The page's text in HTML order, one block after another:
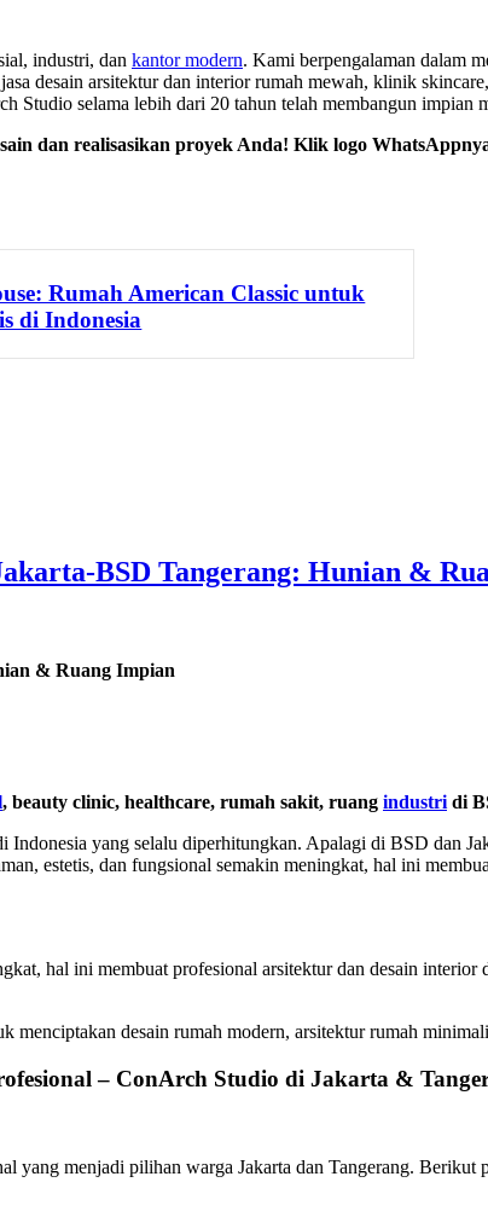
industri, dan kantor modern. Kami berpengalaman dalam
desain arsitektur dan interior rumah mewah, klinik
Studio selama lebih dari 20 tahun telah membangun impian
dan realisasikan proyek Anda! Klik logo
Rumah American Classic untuk
di Indonesia
BSD Tangerang: Hunian &
& Ruang Impian
, beauty clinic, healthcare, rumah sakit, ruang industridi
yang selalu diperhitungkan. Apalagi di BSD dan
estetis, dan fungsional semakin meningkat, hal ini
hal ini membuat profesional arsitektur dan desain interior
desain rumah modern, arsitektur rumah
– ConArch Studio di Jakarta &
yang menjadi pilihan warga Jakarta dan Tangerang. Berikut